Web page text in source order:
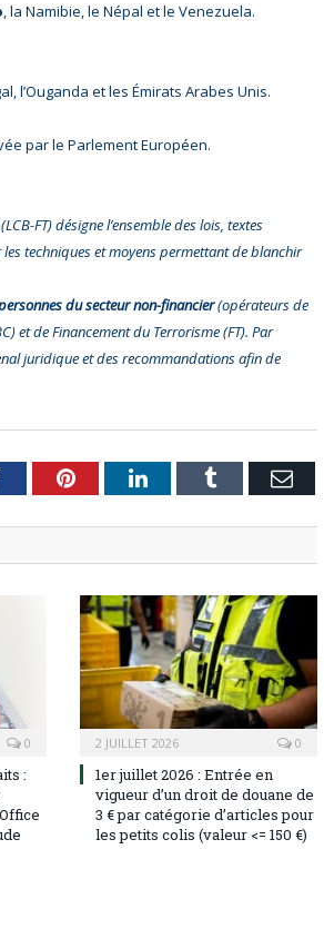
, la Namibie, le Népal et le Venezuela.
l’Ouganda et les Émirats Arabes Unis.
par le Parlement Européen.
(LCB-FT) désigne l’ensemble des lois, textes
techniques et moyens permettant de blanchir
du secteur non-financier(opérateurs de
et de Financement du Terrorisme (FT). Par
juridique et des recommandations afin de
PinterestLinkedInTumblr
0
:
2 JUILLET 2026 0
1er juillet 2026 : Entrée en
vigueur d’un droit de douane de
3 € par catégorie d’articles pour
les petits colis (valeur <= 150 €)